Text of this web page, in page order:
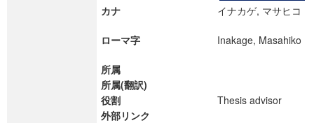
カナ イナカゲ, マサヒコ
ローマ字 Inakage, Masahiko
所属
所属(翻訳)
役割
Thesis advisor
外部リンク